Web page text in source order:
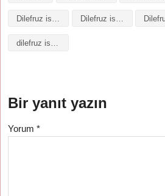
Dilefruz isminin baş harfleriyle şiir Dilefruz isminin kökeni
Bir yanıt yazın
Yorum*